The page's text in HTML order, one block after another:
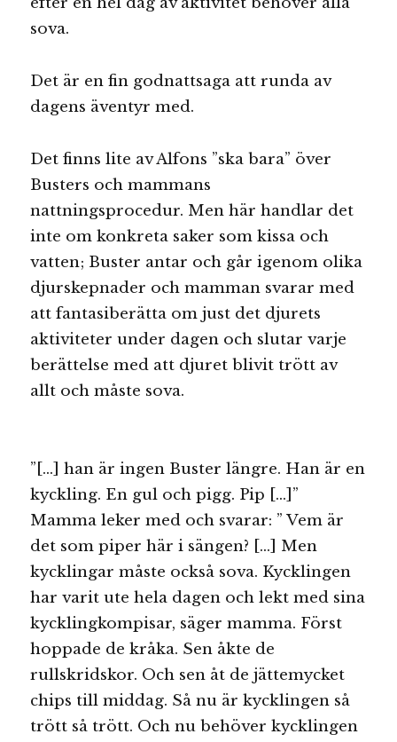
sova.
Det är en fin godnattsaga att runda av
dagens äventyr med.
Det finns lite av Alfons ”ska bara” över
Busters och mammans
nattningsprocedur. Men här handlar det
inte om konkreta saker som kissa och
vatten; Buster antar och går igenom olika
djurskepnader och mamman svarar med
att fantasiberätta om just det djurets
aktiviteter under dagen och slutar varje
berättelse med att djuret blivit trött av
allt och måste sova.
”[…] han är ingen Buster längre. Han är en
kyckling. En gul och pigg. Pip […]”
Mamma leker med och svarar: ” Vem är
det som piper här i sängen? […] Men
kycklingar måste också sova. Kycklingen
har varit ute hela dagen och lekt med sina
kycklingkompisar, säger mamma. Först
hoppade de kråka. Sen åkte de
rullskridskor. Och sen åt de jättemycket
chips till middag. Så nu är kycklingen så
trött så trött. Och nu behöver kycklingen